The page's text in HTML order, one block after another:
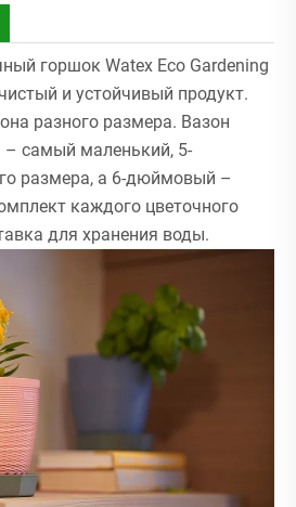
горшок Watex Eco Gardening
и устойчивый продукт.
разного размера. Вазон
самый маленький, 5-
размера, а 6-дюймовый –
каждого цветочного
для хранения воды.